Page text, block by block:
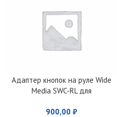
Адаптер кнопок на руле Wide
Media SWC-RL для
900,00 ₽